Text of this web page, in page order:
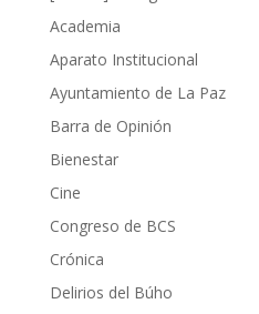
Academia
Aparato Institucional
Ayuntamiento de La Paz
Barra de Opinión
Bienestar
Cine
Congreso de BCS
Crónica
Delirios del Búho